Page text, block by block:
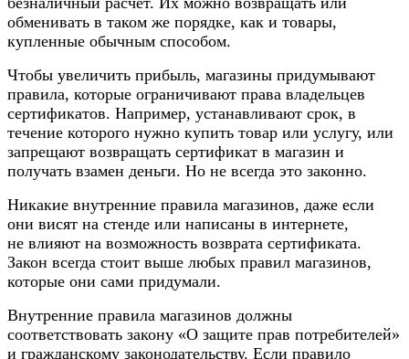
обменивать в таком же порядке, как и товары,
купленные обычным способом.
Чтобы увеличить прибыль, магазины придумывают
правила, которые ограничивают права владельцев
сертификатов. Например, устанавливают срок, в
течение которого нужно купить товар или услугу, или
запрещают возвращать сертификат в магазин и
получать взамен деньги. Но не всегда это законно.
Никакие внутренние правила магазинов, даже если
они висят на стенде или написаны в интернете,
не влияют на возможность возврата сертификата.
Закон всегда стоит выше любых правил магазинов,
которые они сами придумали.
Внутренние правила магазинов должны
соответствовать закону «О защите прав потребителей»
и гражданскому законодательству. Если правило